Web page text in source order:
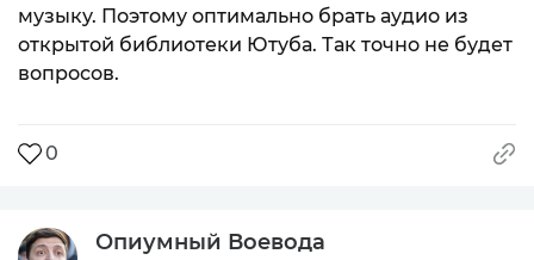
музыку. Поэтому оптимально брать аудио из
открытой библиотеки Ютуба. Так точно не будет
вопросов.
0
Опиумный Воевода